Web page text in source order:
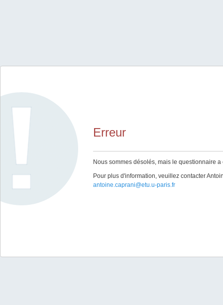
Erreur
Nous sommes désolés, mais le questionnaire
Pour plus d'information, veuillez contacter
antoine.caprani@etu.u-paris.fr